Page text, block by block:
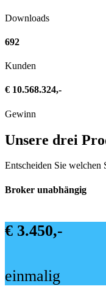
Downloads
692
Kunden
€ 10.568.324,-
Gewinn
Unsere drei
Entscheiden Sie welchen
Broker unabhängig
€ 3.450,-
einmalig